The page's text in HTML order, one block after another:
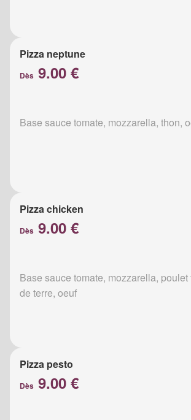
Pizza neptune
Dès 9.00 €
Base sauce tomate, mozzarella, thon,
Pizza chicken
Dès 9.00 €
Base sauce tomate, mozzarella,
de terre, oeuf
Pizza pesto
Dès 9.00 €